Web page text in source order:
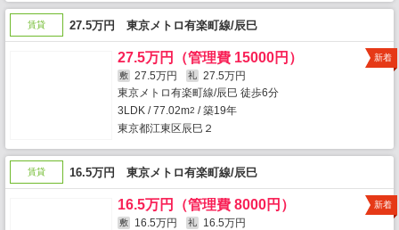
賃貸 27.5万円 東京メトロ有楽町線/辰巳
27.5万円（管理費 15000円）
敷 27.5万円 礼
27.5万円
東京メトロ有楽町線/辰巳 徒歩6分
3LDK / 77.02m2 / 築19年
東京都江東区辰巳２
新着
賃貸 16.5万円 東京メトロ有楽町線/辰巳
16.5万円（管理費 8000円）
敷 16.5万円 礼
16.5万円
新着